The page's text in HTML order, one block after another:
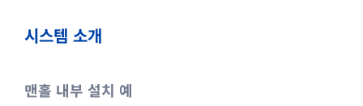
시스템 소개
맨홀 내부 설치 예